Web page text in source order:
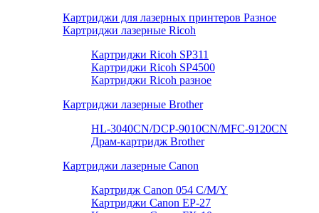
Картриджи для лазерных принтеров Разное
Картриджи лазерные Ricoh
Картриджи Ricoh SP311
Картриджи Ricoh SP4500
Картриджи Ricoh разное
Картриджи лазерные Brother
HL-3040CN/DCP-9010СN/MFC-9120СN
Драм-картридж Brother
Картриджи лазерные Canon
Картридж Canon 054 C/M/Y
Картриджи Canon EP-27